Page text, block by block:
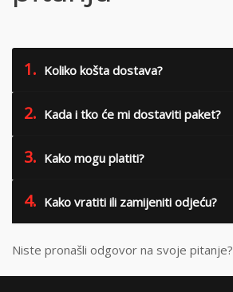
1. Koliko košta dostava?
2. Kada i tko će mi dostaviti paket?
3. Kako mogu platiti?
4. Kako vratiti ili zamijeniti odjeću?
Niste pronašli odgovor na svoje pitanje?